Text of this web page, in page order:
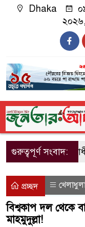
Dhaka
২০২৬,
গুরুত্বপূর্ণ সংবাদ:
প্রচ্ছদ
বিশ্বকাপ দল থেকে
মাহমুদুল্লা!